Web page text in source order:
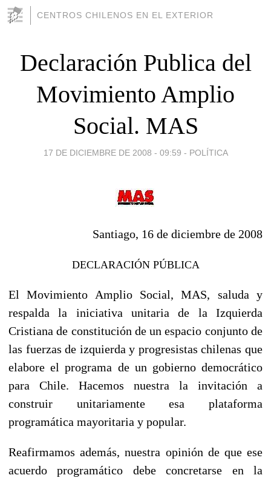
CENTROS CHILENOS EN EL EXTERIOR
Declaración Publica del
Movimiento Amplio
Social. MAS
17 DE DICIEMBRE DE 2008 - 09:59 - POLÍTICA
Santiago, 16 de diciembre de 2008
DECLARACIÓN PÚBLICA
El Movimiento Amplio Social, MAS, saluda y
respalda la iniciativa unitaria de la Izquierda
Cristiana de constitución de un espacio conjunto de
las fuerzas de izquierda y progresistas chilenas que
elabore el programa de un gobierno democrático
para Chile. Hacemos nuestra la invitación a
construir unitariamente esa plataforma
programática mayoritaria y popular.
Reafirmamos además, nuestra opinión de que ese
acuerdo programático debe concretarse en la